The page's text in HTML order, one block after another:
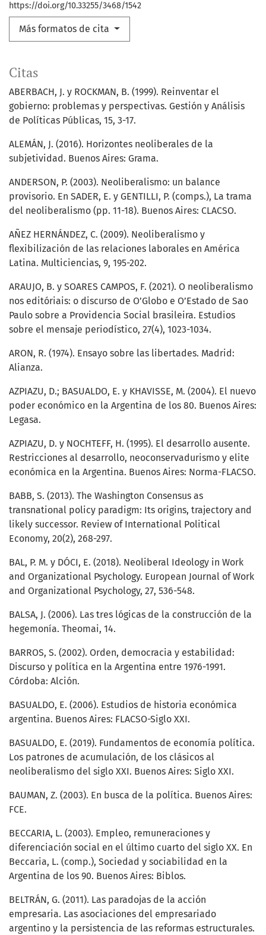
https://doi.org/10.33255/3468/1542
Más formatos de cita
Citas
ABERBACH, J. y ROCKMAN, B. (1999). Reinventar el
gobierno: problemas y perspectivas. Gestión y Análisis
de Políticas Públicas, 15, 3-17.
ALEMÁN, J. (2016). Horizontes neoliberales de la
subjetividad. Buenos Aires: Grama.
ANDERSON, P. (2003). Neoliberalismo: un balance
provisorio. En SADER, E. y GENTILLI, P. (comps.), La trama
del neoliberalismo (pp. 11-18). Buenos Aires: CLACSO.
AÑEZ HERNÁNDEZ, C. (2009). Neoliberalismo y
flexibilización de las relaciones laborales en América
Latina. Multiciencias, 9, 195-202.
ARAUJO, B. y SOARES CAMPOS, F. (2021). O neoliberalismo
nos editóriais: o discurso de O’Globo e O’Estado de Sao
Paulo sobre a Providencia Social brasileira. Estudios
sobre el mensaje periodístico, 27(4), 1023-1034.
ARON, R. (1974). Ensayo sobre las libertades. Madrid:
Alianza.
AZPIAZU, D.; BASUALDO, E. y KHAVISSE, M. (2004). El nuevo
poder económico en la Argentina de los 80. Buenos Aires:
Legasa.
AZPIAZU, D. y NOCHTEFF, H. (1995). El desarrollo ausente.
Restricciones al desarrollo, neoconservadurismo y elite
económica en la Argentina. Buenos Aires: Norma-FLACSO.
BABB, S. (2013). The Washington Consensus as
transnational policy paradigm: Its origins, trajectory and
likely successor. Review of International Political
Economy, 20(2), 268-297.
BAL, P. M. y DÓCI, E. (2018). Neoliberal Ideology in Work
and Organizational Psychology. European Journal of Work
and Organizational Psychology, 27, 536-548.
BALSA, J. (2006). Las tres lógicas de la construcción de la
hegemonía. Theomai, 14.
BARROS, S. (2002). Orden, democracia y estabilidad:
Discurso y política en la Argentina entre 1976-1991.
Córdoba: Alción.
BASUALDO, E. (2006). Estudios de historia económica
argentina. Buenos Aires: FLACSO-Siglo XXI.
BASUALDO, E. (2019). Fundamentos de economía política.
Los patrones de acumulación, de los clásicos al
neoliberalismo del siglo XXI. Buenos Aires: Siglo XXI.
BAUMAN, Z. (2003). En busca de la política. Buenos Aires:
FCE.
BECCARIA, L. (2003). Empleo, remuneraciones y
diferenciación social en el último cuarto del siglo XX. En
Beccaria, L. (comp.), Sociedad y sociabilidad en la
Argentina de los 90. Buenos Aires: Biblos.
BELTRÁN, G. (2011). Las paradojas de la acción
empresaria. Las asociaciones del empresariado
argentino y la persistencia de las reformas estructurales.